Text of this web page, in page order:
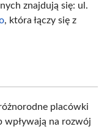
znajdują się: ul.
, która łączy się z
placówki
wpływają na rozwój